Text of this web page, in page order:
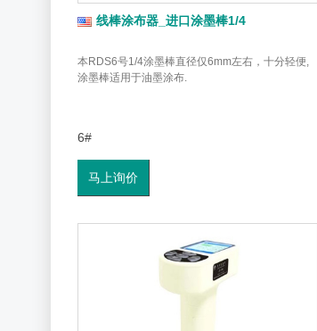
线棒涂布器_进口涂墨棒1/4
本RDS6号1/4涂墨棒直径仅6mm左右，十分轻便,
涂墨棒适用于油墨涂布.
6#
马上询价